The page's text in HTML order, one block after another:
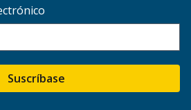
Suscríbase